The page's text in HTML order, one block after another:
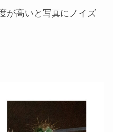
が高いと写真にノイズ